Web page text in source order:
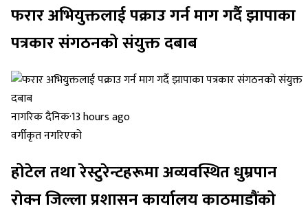
फरार अभियुक्तलाई पक्राउ गर्न माग गर्दै झापाका
पत्रकार संगठनको संयुक्त दबाब
नागरिक दैनिक·13 hours ago
वर्गीकृत नगरिएको
होटेल तथा रेस्टुरेन्टहरूमा अव्यवस्थित धुम्रपान
रोक्न जिल्ला प्रशासन कार्यालय काठमाडौंको